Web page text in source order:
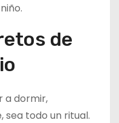
de
a dormir,
todo un ritual.